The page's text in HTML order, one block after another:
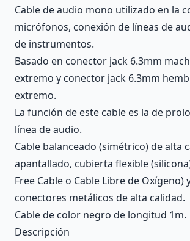
Cable de audio mono utilizado en la
micrófonos, conexión de líneas de
de instrumentos.
Basado en conector jack 6.3mm
extremo y conector jack 6.3mm
extremo.
La función de este cable es la de
línea de audio.
Cable balanceado (simétrico) de alta
apantallado, cubierta flexible
Free Cable o Cable Libre de Oxígeno)
conectores metálicos de alta calidad.
Cable de color negro de longitud 1m.
Descripción